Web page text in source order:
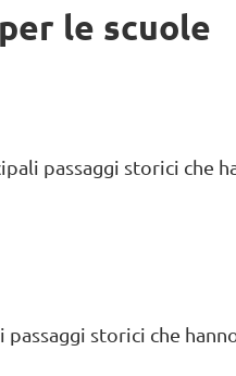
le scuole
passaggi storici che
storici che